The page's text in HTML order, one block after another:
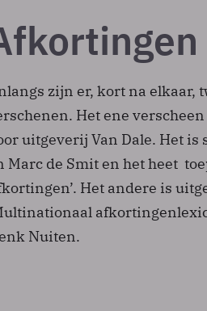
zijn er, kort na elkaar,
Het ene
uitgeverij Van Dale. Het is
Marc de Smit en het heet
Het andere is
Nuiten.